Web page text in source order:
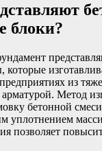
блоки?
из
Метод
бетонной
уплотнением
позволяет